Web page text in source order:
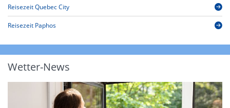
Reisezeit Quebec City
Reisezeit Paphos
Wetter-News